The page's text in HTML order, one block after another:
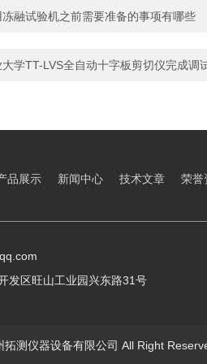
融试验机之前需要准备的事项有哪些
学TT-LVS全自动十字板剪切仪完成调
品展示 新闻中心 技术文章 荣誉
发区旺山工业园兴东路31号
拓测仪器设备有限公司 All Right